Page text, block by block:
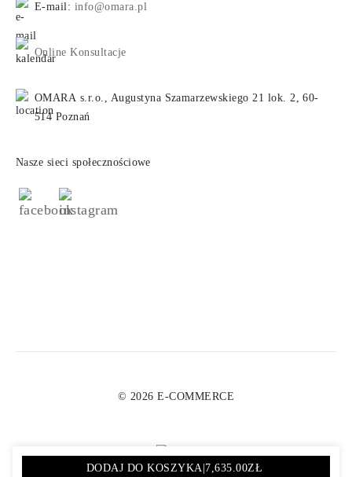
DODAJ DO KOSZYKA 7,635.00ZŁ
E-mail: info@omara.pl
Online Konsultacje
OMARA s.r.o., Augustyna Szamarzewskiego 21 lok. 2, 60-
514 Poznań
Nasze sieci społecznościowe
© 2026 E-COMMERCE